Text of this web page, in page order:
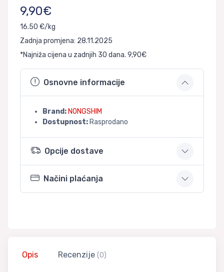
9,90€
16.50 €/kg
Zadnja promjena: 28.11.2025
*Najniža cijena u zadnjih 30 dana. 9,90€
Osnovne informacije
Brand: NONGSHIM
Dostupnost: Rasprodano
Opcije dostave
Načini plaćanja
Opis Recenzije (0)